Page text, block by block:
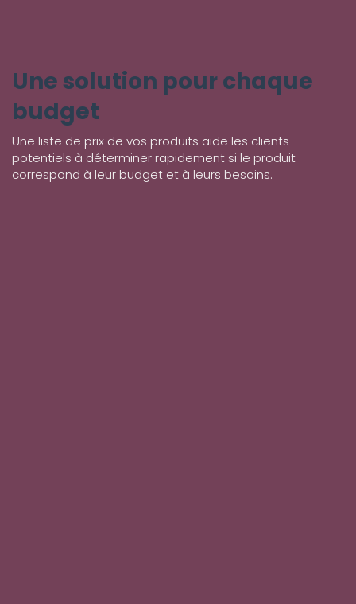
Une solution pour chaque
budget
Une liste de prix de vos produits aide les clients
potentiels à déterminer rapidement si le produit
correspond à leur budget et à leurs besoins.